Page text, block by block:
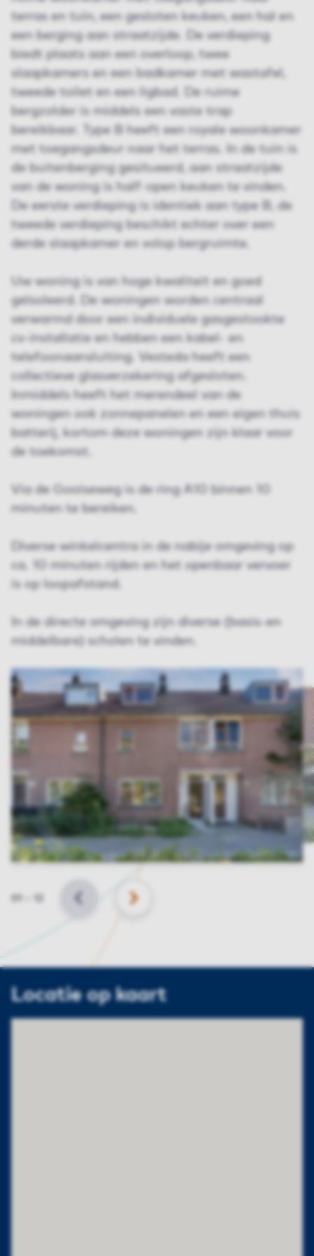
terras en tuin, een gesloten keuken, een hal en
een berging aan straatzijde. De verdieping
biedt plaats aan een overloop, twee
slaapkamers en een badkamer met wastafel,
tweede toilet en een ligbad. De ruime
bergzolder is middels een vaste trap
bereikbaar. Type B heeft een royale woonkamer
met toegangsdeur naar het terras. In de tuin is
de buitenberging gesitueerd, aan straatzijde
van de woning is half-open keuken te vinden.
De eerste verdieping is identiek aan type B, de
tweede verdieping beschikt echter over een
derde slaapkamer en volop bergruimte.
Uw woning is van hoge kwaliteit en goed
geïsoleerd. De woningen worden centraal
verwarmd door een individuele gasgestookte
cv-installatie en hebben een kabel- en
telefoonaansluiting. Vesteda heeft een
collectieve glasverzekering afgesloten.
Inmiddels heeft het merendeel van de
woningen ook zonnepanelen en een eigen thuis
batterij, kortom deze woningen zijn klaar voor
de toekomst.
Via de Gooiseweg is de ring A10 binnen 10
minuten te bereiken.
Diverse winkelcentra in de nabije omgeving op
ca. 10 minuten rijden en het openbaar vervoer
is op loopafstand.
In de directe omgeving zijn diverse (basis-en
middelbare) scholen te vinden.
Slide
VORIGE VOLGENDE
Locatie op kaart